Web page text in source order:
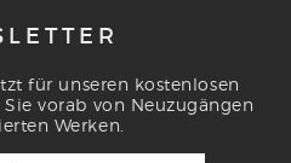
für unseren kostenlosen
vorab von Neuzugängen
Werken.